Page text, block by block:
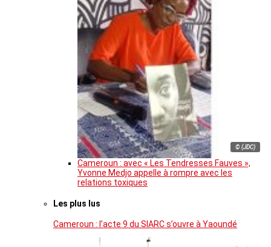
© (JDC)
Cameroun : avec « Les Tendresses Fauves »,
Yvonne Medjo appelle à rompre avec les
relations toxiques
Les plus lus
Cameroun : l’acte 9 du SIARC s’ouvre à Yaoundé